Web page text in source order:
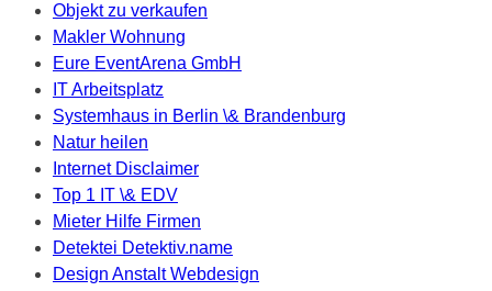
Objekt zu verkaufen
Makler Wohnung
Eure EventArena GmbH
IT Arbeitsplatz
Systemhaus in Berlin \& Brandenburg
Natur heilen
Internet Disclaimer
Top 1 IT \& EDV
Mieter Hilfe Firmen
Detektei Detektiv.name
Design Anstalt Webdesign